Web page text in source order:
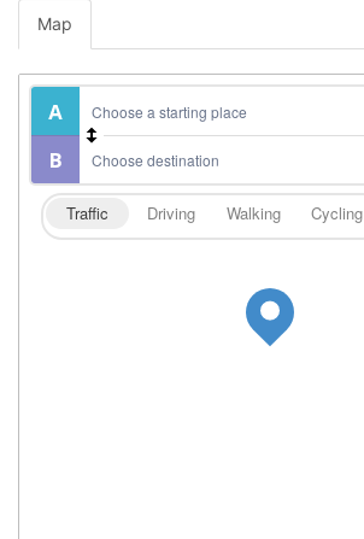
Map
Traffic Driving Walking Cycling